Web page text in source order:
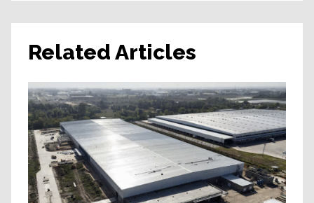
Related Articles